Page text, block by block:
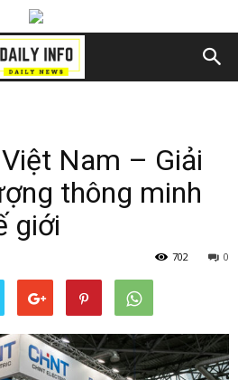
Nam – Giải
thông minh
giới
0
702